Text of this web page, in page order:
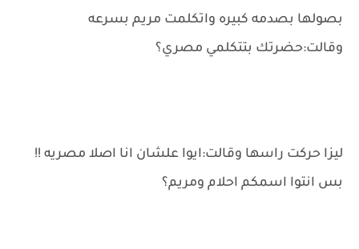
بصولها بصدمه كبيره واتكلمت مريم بسرعه
وقالت:حضرتك بتتكلمي مصري؟
ليزا حركت راسها وقالت:ايوا علشان انا اصلا مصريه !!
بس انتوا اسمكم احلام ومريم؟